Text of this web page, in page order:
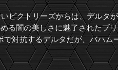
クトリーズからは、デルタ
る闇の美しさに魅了されたブ
対抗するデルタだが、バハム